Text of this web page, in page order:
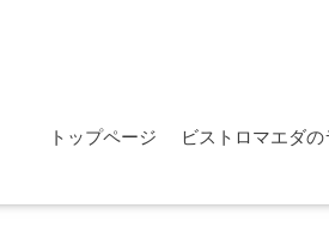
トップページ ビストロマエダ